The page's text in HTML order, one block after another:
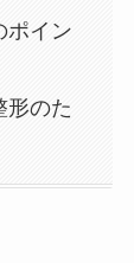
ポイン
形のた